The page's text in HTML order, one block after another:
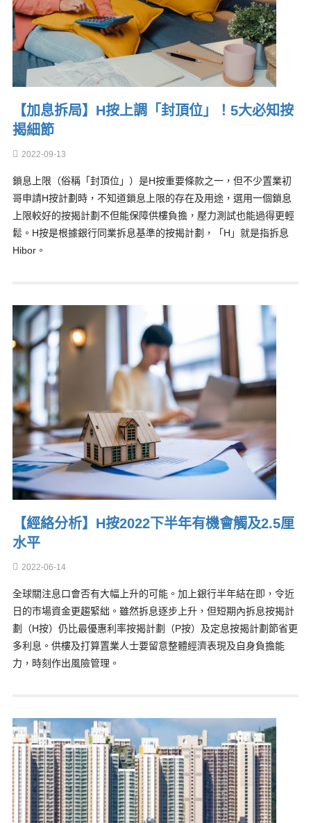
【加息拆局】H按上調「封頂位」！5大必知按
揭細節
2022-09-13
鎖息上限（俗稱「封頂位」）是H按重要條款之一，但不少置業初
哥申請H按計劃時，不知道鎖息上限的存在及用途，選用一個鎖息
上限較好的按揭計劃不但能保障供樓負擔，壓力測試也能過得更輕
鬆。H按是根據銀行同業拆息基準的按揭計劃，「H」就是指拆息
Hibor。
【經絡分析】H按2022下半年有機會觸及2.5厘
水平
2022-06-14
全球關注息口會否有大幅上升的可能。加上銀行半年結在即，令近
日的市場資金更趨緊絀。雖然拆息逐步上升，但短期內拆息按揭計
劃（H按）仍比最優惠利率按揭計劃（P按）及定息按揭計劃節省更
多利息。供樓及打算置業人士要留意整體經濟表現及自身負擔能
力，時刻作出風險管理。